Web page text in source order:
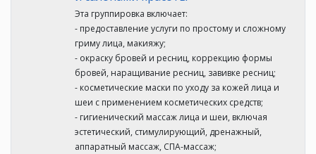
Эта группировка включает:
- предоставление услуги по простому и сложному
гриму лица, макияжу;
- окраску бровей и ресниц, коррекцию формы
бровей, наращивание ресниц, завивке ресниц;
- косметические маски по уходу за кожей лица и
шеи с применением косметических средств;
- гигиенический массаж лица и шеи, включая
эстетический, стимулирующий, дренажный,
аппаратный массаж, СПА-массаж;